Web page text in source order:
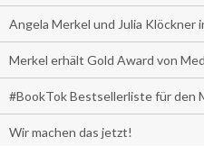
Angela Merkel und Julia Klöckner
Merkel erhält Gold Award von
#BookTok Bestsellerliste für den
Wir machen das jetzt!